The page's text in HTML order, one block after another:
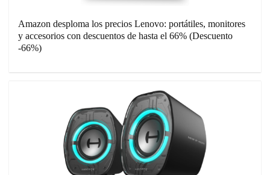
Amazon desploma los precios Lenovo: portátiles, monitores
y accesorios con descuentos de hasta el 66% (Descuento
-66%)